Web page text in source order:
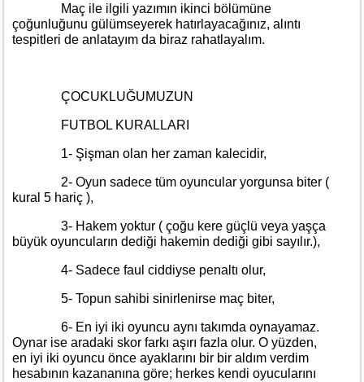
Maç ile ilgili yazımın ikinci bölümüne
çoğunluğunu gülümseyerek hatırlayacağınız, alıntı
tespitleri de anlatayım da biraz rahatlayalım.
ÇOCUKLUĞUMUZUN
FUTBOL KURALLARI
1- Şişman olan her zaman kalecidir,
2- Oyun sadece tüm oyuncular yorgunsa biter (
kural 5 hariç ),
3- Hakem yoktur ( çoğu kere güçlü veya yaşça
büyük oyuncuların dediği hakemin dediği gibi sayılır.),
4- Sadece faul ciddiyse penaltı olur,
5- Topun sahibi sinirlenirse maç biter,
6- En iyi iki oyuncu aynı takımda oynayamaz.
Oynar ise aradaki skor farkı aşırı fazla olur. O yüzden,
en iyi iki oyuncu önce ayaklarını bir bir aldım verdim
hesabının kazananına göre; herkes kendi oyucularını